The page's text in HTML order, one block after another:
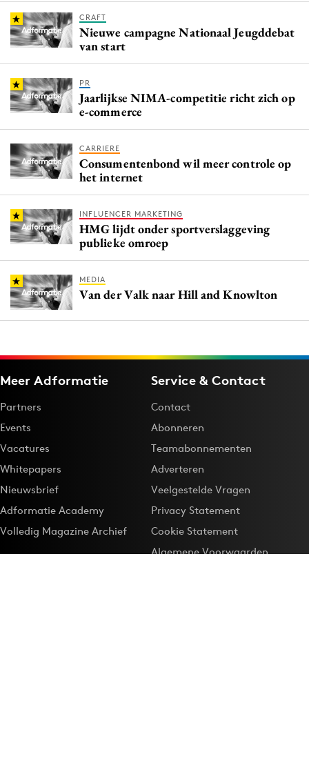
CRAFT
Nieuwe campagne Nationaal Jeugddebat
van start
PR
Jaarlijkse NIMA-competitie richt zich op
e-commerce
CARRIERE
Consumentenbond wil meer controle op
het internet
INFLUENCER MARKETING
HMG lijdt onder sportverslaggeving
publieke omroep
MEDIA
Van der Valk naar Hill and Knowlton
Meer Adformatie
Partners
Events
Vacatures
Whitepapers
Nieuwsbrief
Adformatie Academy
Volledig Magazine Archief
Service & Contact
Contact
Abonneren
Teamabonnementen
Adverteren
Veelgestelde Vragen
Privacy Statement
Cookie Statement
Algemene Voorwaarden